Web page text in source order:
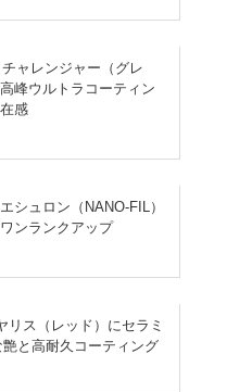
ャレンジャー（グレ
峰ウルトラコーティン
感
シュロン（NANO-FIL）
ンランクアップ
リス（レッド）にセラミ
と高耐久コーティング